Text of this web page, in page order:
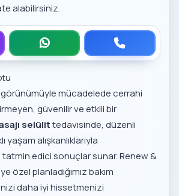
alabilirsiniz.
görünümüyle mücadelede cerrahi
güvenilir ve etkili bir
selülittedavisinde, düzenli
yaşam alışkanlıklarıyla
edici sonuçlar sunar. Renew &
özel planladığımız bakım
daha iyi hissetmenizi